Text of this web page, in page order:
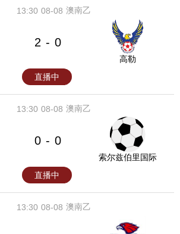
08-08
13:30 澳南乙
2 - 0
高勒
直播中
08-08
13:30 澳南乙
0 - 0
索尔兹伯里国际
直播中
08-08
13:30 澳南乙